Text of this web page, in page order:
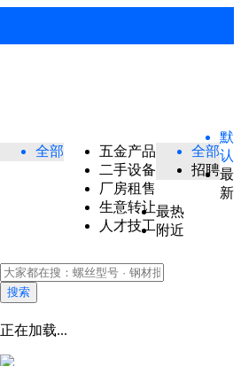
全部
五金产品
二手设备
厂房租售
生意转让
人才技工
全部
招聘
默
认
最
新
最热
附近
搜索
正在加载...